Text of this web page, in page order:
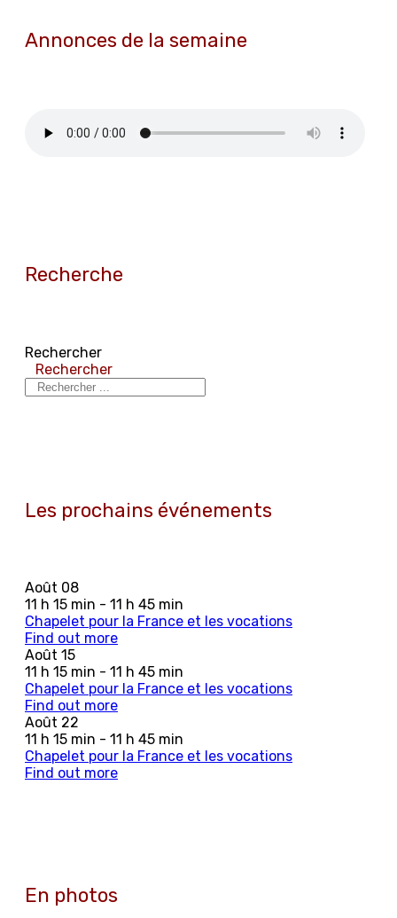
Annonces de la semaine
Recherche
Rechercher
Rechercher
Les prochains événements
Août 08
11 h 15 min - 11 h 45 min
Chapelet pour la France et les vocations
Find out more
Août 15
11 h 15 min - 11 h 45 min
Chapelet pour la France et les vocations
Find out more
Août 22
11 h 15 min - 11 h 45 min
Chapelet pour la France et les vocations
Find out more
En photos